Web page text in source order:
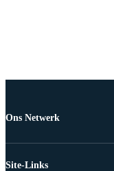
Ons Netwerk
Site-Links